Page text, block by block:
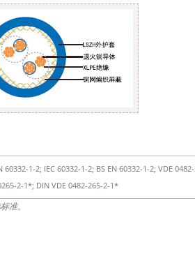
60332-1-2; IEC 60332-1-2; BS EN 60332-1-2; VDE
2-1*; DIN VDE 0482-265-2-1*
准。